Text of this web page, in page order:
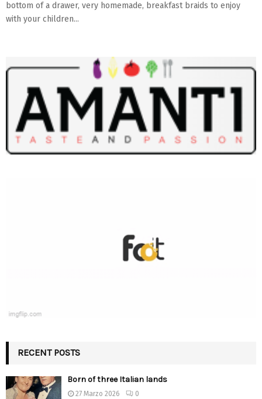
bottom of a drawer, very homemade, breakfast braids to enjoy
with your children...
RECENT POSTS
Born of three Italian lands
27 Marzo 2026 0